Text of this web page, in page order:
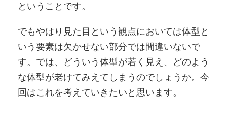
ということです。
でもやはり見た目という観点においては体型と
いう要素は欠かせない部分では間違いないで
す。では、どういう体型が若く見え、どのよう
な体型が老けてみえてしまうのでしょうか。今
回はこれを考えていきたいと思います。